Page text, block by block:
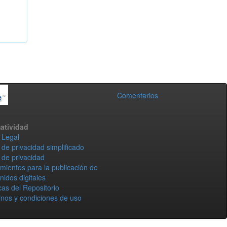
Comentarios
privacidad simplificado
privacidad
para la publicación de
digitales
del Repositorio
y condiciones de uso